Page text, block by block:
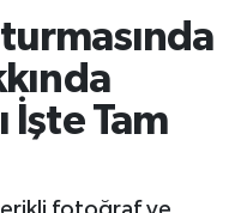
İşte Tam